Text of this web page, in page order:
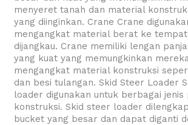
menyeret tanah dan material
yang diinginkan. Crane Crane
mengangkat material berat ke
dijangkau. Crane memiliki lengan
yang kuat yang memungkinkan
mengangkat material konstruksi
dan besi tulangan. Skid Steer Loader
loader digunakan untuk berbagai jenis
konstruksi. Skid steer loader
bucket yang besar dan dapat diganti